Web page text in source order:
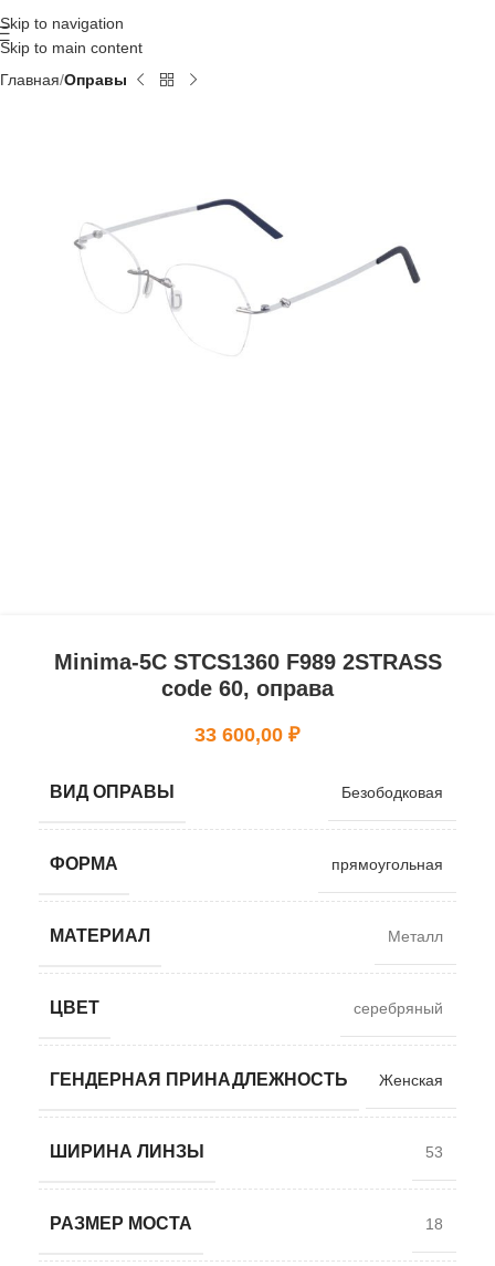
Skip to navigation
Skip to main content
Главная Оправы
Minima-5C STCS1360 F989 2STRASS
code 60, оправа
33 600,00 ₽
ВИД ОПРАВЫ Безободковая
ФОРМА прямоугольная
МАТЕРИАЛ Металл
ЦВЕТ серебряный
ГЕНДЕРНАЯ ПРИНАДЛЕЖНОСТЬ Женская
ШИРИНА ЛИНЗЫ 53
РАЗМЕР МОСТА 18